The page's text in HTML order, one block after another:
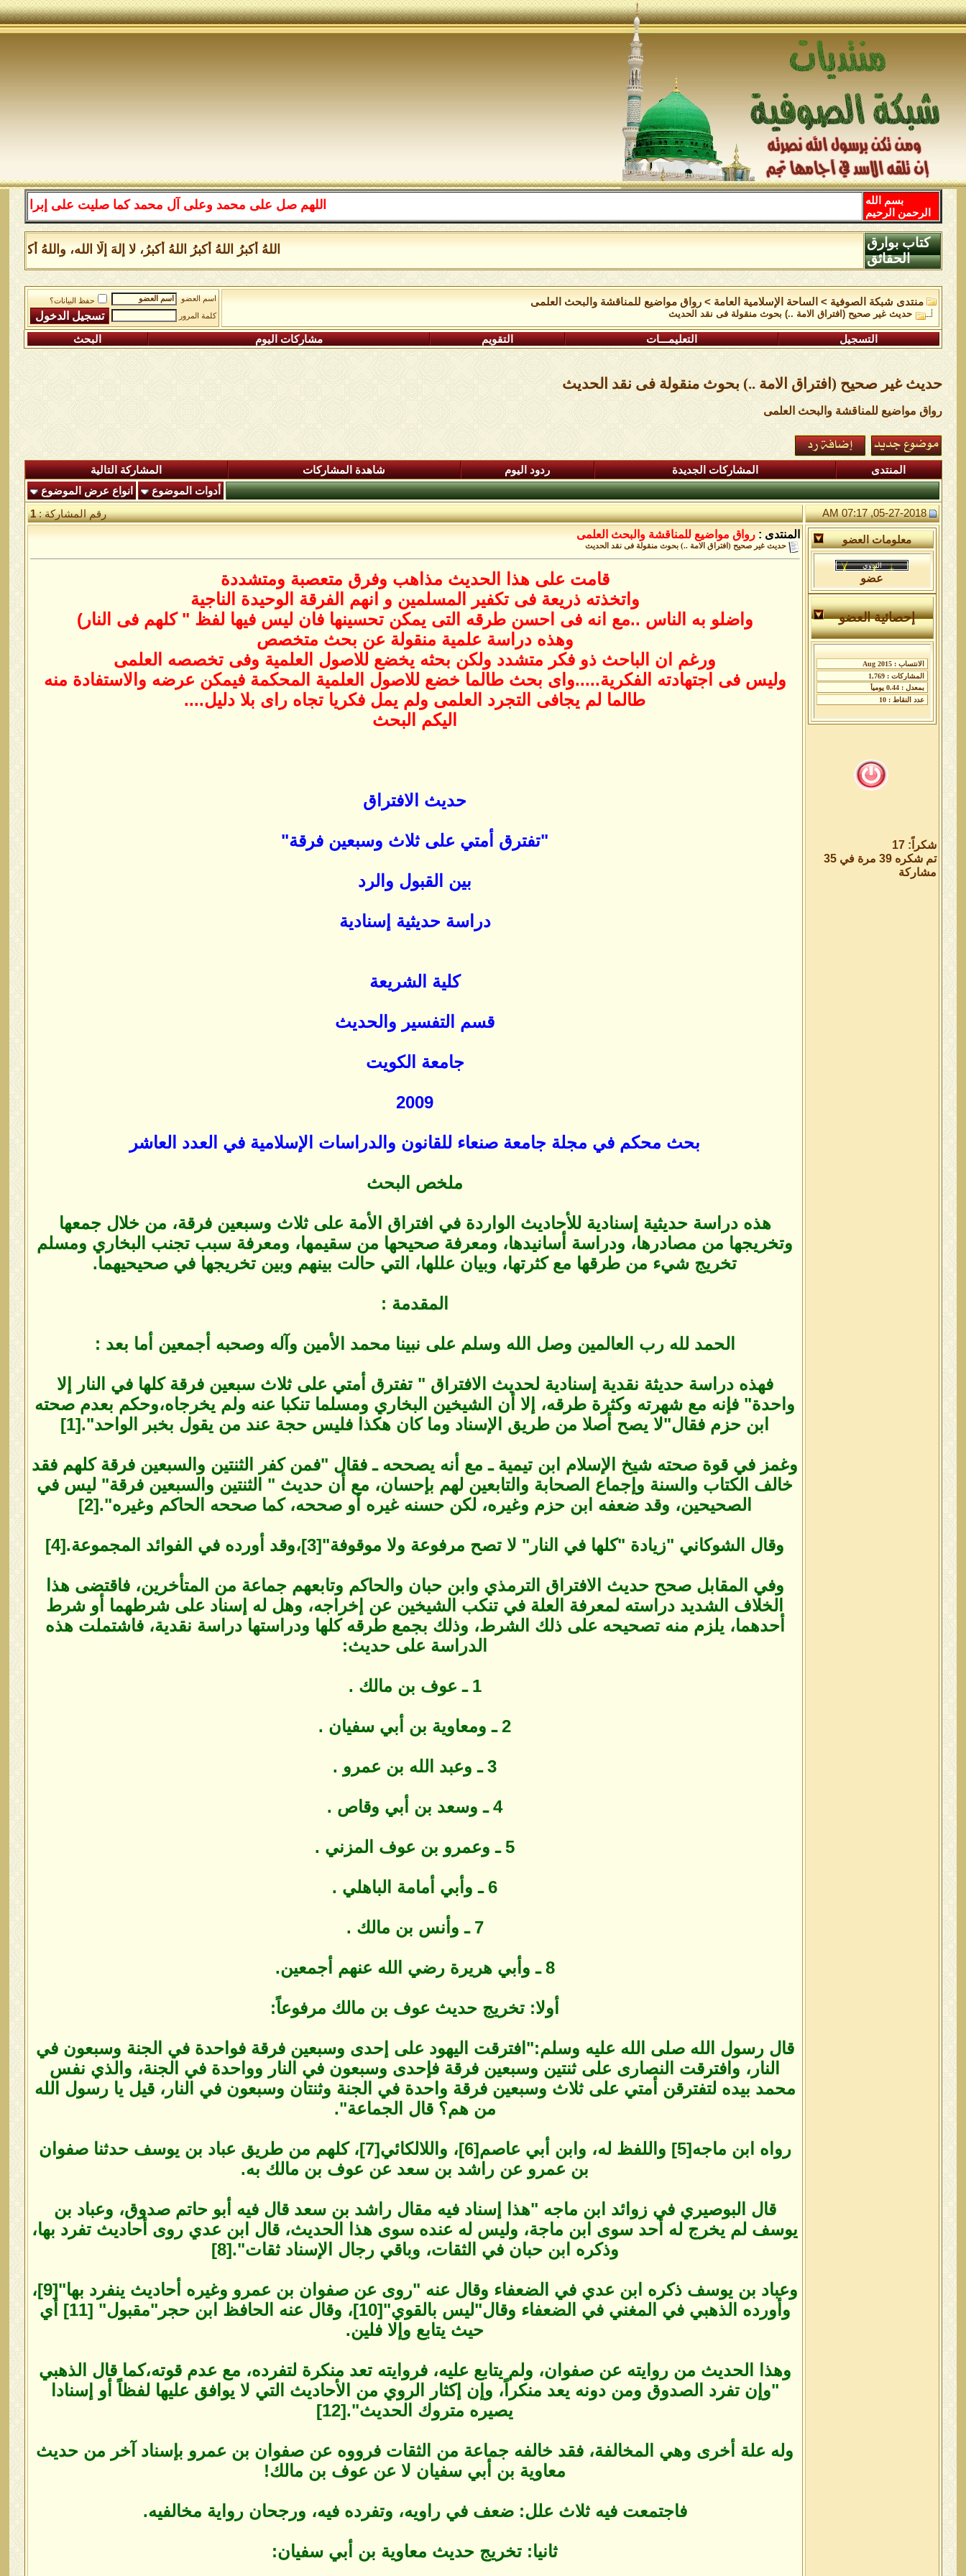
اللهم صل على محمد وعلى آل محمد كما صليت على إبراهيم وعلى آل
بسم الله
الرحمن الرحيم
اللهُ أكبرُ اللهُ أكبرُ اللهُ أكبرُ، لا إلهَ إلَّا الله، واللهُ أكبر
كتاب بوارق
الحقائق
منتدى شبكة الصوفية > الساحة اﻹسلامية العامة >رواق مواضيع للمناقشة والبحث العلمى
حديث غير صحيح (افتراق الامة ..) بحوث منقولة فى نقد الحديث
اسم العضو
حفظ البيانات؟
كلمة المرور
التسجيل التعليمـــات التقويم مشاركات اليوم البحث
حديث غير صحيح (افتراق الامة ..) بحوث منقولة فى نقد الحديث
رواق مواضيع للمناقشة والبحث العلمى
المنتدى المشاركات الجديدة ردود اليوم شاهدة المشاركات
المشاركة التالية
أدوات الموضوع
انواع عرض الموضوع
05-27-2018, 07:17 AM
رقم المشاركة :1
معلومات العضو
عضو
إحصائية العضو
شكراً: 17
تم شكره 39 مرة في 35
مشاركة
المنتدى : رواق مواضيع للمناقشة والبحث العلمى
حديث غير صحيح (افتراق الامة ..) بحوث منقولة فى نقد الحديث
قامت على هذا الحديث مذاهب وفرق متعصبة ومتشددة
واتخذته ذريعة فى تكفير المسلمين و انهم الفرقة الوحيدة الناجية
واضلو به الناس ..مع انه فى احسن طرقه التى يمكن تحسينها فان ليس فيها لفظ " كلهم فى النار)
وهذه دراسة علمية منقولة عن بحث متخصص
ورغم ان الباحث ذو فكر متشدد ولكن بحثه يخضع للاصول العلمية وفى تخصصه العلمى
وليس فى اجتهادته الفكرية.....واى بحث طالما خضع للاصول العلمية المحكمة فيمكن عرضه والاستفادة منه
طالما لم يجافى التجرد العلمى ولم يمل فكريا تجاه راى بلا دليل....
اليكم البحث
حديث الافتراق
"تفترق أمتي على ثلاث وسبعين فرقة"
بين القبول والرد
دراسة حديثية إسنادية
كلية الشريعة
قسم التفسير والحديث
جامعة الكويت
2009
بحث محكم في مجلة جامعة صنعاء للقانون والدراسات الإسلامية في العدد العاشر
ملخص البحث
هذه دراسة حديثية إسنادية للأحاديث الواردة في افتراق الأمة على ثلاث وسبعين فرقة، من خلال جمعها
وتخريجها من مصادرها، ودراسة أسانيدها، ومعرفة صحيحها من سقيمها، ومعرفة سبب تجنب البخاري ومسلم
تخريج شيء من طرقها مع كثرتها، وبيان عللها، التي حالت بينهم وبين تخريجها في صحيحيهما.
المقدمة :
الحمد لله رب العالمين وصل الله وسلم على نبينا محمد الأمين وآله وصحبه أجمعين أما بعد :
فهذه دراسة حديثة نقدية إسنادية لحديث الافتراق " تفترق أمتي على ثلاث سبعين فرقة كلها في النار إلا
واحدة" فإنه مع شهرته وكثرة طرقه، إلا أن الشيخين البخاري ومسلما تنكبا عنه ولم يخرجاه،وحكم بعدم صحته
ابن حزم فقال"لا يصح أصلا من طريق الإسناد وما كان هكذا فليس حجة عند من يقول بخبر الواحد".[1]
وغمز في قوة صحته شيخ الإسلام ابن تيمية ـ مع أنه يصححه ـ فقال "فمن كفر الثنتين والسبعين فرقة كلهم فقد
خالف الكتاب والسنة وإجماع الصحابة والتابعين لهم بإحسان، مع أن حديث " الثنتين والسبعين فرقة" ليس في
الصحيحين، وقد ضعفه ابن حزم وغيره، لكن حسنه غيره أو صححه، كما صححه الحاكم وغيره".[2]
وقال الشوكاني "زيادة "كلها في النار" لا تصح مرفوعة ولا موقوفة"[3]،وقد أورده في الفوائد المجموعة.[4]
وفي المقابل صحح حديث الافتراق الترمذي وابن حبان والحاكم وتابعهم جماعة من المتأخرين، فاقتضى هذا
الخلاف الشديد دراسته لمعرفة العلة في تنكب الشيخين عن إخراجه، وهل له إسناد على شرطهما أو شرط
أحدهما، يلزم منه تصحيحه على ذلك الشرط، وذلك بجمع طرقه كلها ودراستها دراسة نقدية، فاشتملت هذه
الدراسة على حديث:
1 ـ عوف بن مالك .
2 ـ ومعاوية بن أبي سفيان .
3 ـ وعبد الله بن عمرو .
4 ـ وسعد بن أبي وقاص .
5 ـ وعمرو بن عوف المزني .
6 ـ وأبي أمامة الباهلي .
7 ـ وأنس بن مالك .
8 ـ وأبي هريرة رضي الله عنهم أجمعين.
أولا: تخريج حديث عوف بن مالك مرفوعاً:
قال رسول الله صلى الله عليه وسلم:"افترقت اليهود على إحدى وسبعين فرقة فواحدة في الجنة وسبعون في
النار، وافترقت النصارى على ثنتين وسبعين فرقة فإحدى وسبعون في النار وواحدة في الجنة، والذي نفس
محمد بيده لتفترقن أمتي على ثلاث وسبعين فرقة واحدة في الجنة وثنتان وسبعون في النار، قيل يا رسول الله
من هم؟ قال الجماعة".
رواه ابن ماجه[5] واللفظ له، وابن أبي عاصم[6]، واللالكائي[7]، كلهم من طريق عباد بن يوسف حدثنا صفوان
بن عمرو عن راشد بن سعد عن عوف بن مالك به.
قال البوصيري في زوائد ابن ماجه "هذا إسناد فيه مقال راشد بن سعد قال فيه أبو حاتم صدوق، وعباد بن
يوسف لم يخرج له أحد سوى ابن ماجة، وليس له عنده سوى هذا الحديث، قال ابن عدي روى أحاديث تفرد بها،
وذكره ابن حبان في الثقات، وباقي رجال الإسناد ثقات".[8]
وعباد بن يوسف ذكره ابن عدي في الضعفاء وقال عنه "روى عن صفوان بن عمرو وغيره أحاديث ينفرد بها"[9]،
وأورده الذهبي في المغني في الضعفاء وقال"ليس بالقوي"[10]، وقال عنه الحافظ ابن حجر"مقبول" [11] أي
حيث يتابع وإلا فلين.
وهذا الحديث من روايته عن صفوان، ولم يتابع عليه، فروايته تعد منكرة لتفرده، مع عدم قوته،كما قال الذهبي
"وإن تفرد الصدوق ومن دونه يعد منكراً، وإن إكثار الروي من الأحاديث التي لا يوافق عليها لفظاً أو إسنادا
يصيره متروك الحديث".[12]
وله علة أخرى وهي المخالفة، فقد خالفه جماعة من الثقات فرووه عن صفوان بن عمرو بإسناد آخر من حديث
معاوية بن أبي سفيان لا عن عوف بن مالك!
فاجتمعت فيه ثلاث علل: ضعف في راويه، وتفرده فيه، ورجحان رواية مخالفيه.
ثانيا: تخريج حديث معاوية بن أبي سفيان: